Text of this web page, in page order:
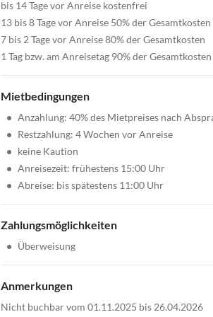
bis 14 Tage vor Anreise kostenfrei
13 bis 8 Tage vor Anreise 50% der Gesamtkosten
7 bis 2 Tage vor Anreise 80% der Gesamtkosten
1 Tag bzw. am Anreisetag 90% der Gesamtkosten
Mietbedingungen
• Anzahlung: 40% des Mietpreises nach
• Restzahlung: 4 Wochen vor Anreise
• keine Kaution
• Anreisezeit: frühestens 15:00 Uhr
• Abreise: bis spätestens 11:00 Uhr
Zahlungsmöglichkeiten
• Überweisung
Anmerkungen
Nicht buchbar vom 01.11.2025 bis 26.04.2026